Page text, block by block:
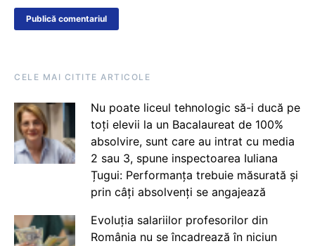
CELE MAI CITITE ARTICOLE
Nu poate liceul tehnologic să-i ducă pe
toți elevii la un Bacalaureat de 100%
absolvire, sunt care au intrat cu media
2 sau 3, spune inspectoarea Iuliana
Țugui: Performanța trebuie măsurată și
prin câți absolvenți se angajează
Evoluția salariilor profesorilor din
România nu se încadrează în niciun